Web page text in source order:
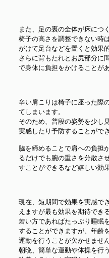
また、足の裏の全体が床につ
椅子の高さを調整できない時
がけて足台などを置くと効果的
さらに背もたれとお尻部分に
で身体に負担をかけることが
辛い肩こりは椅子に座った際
てしまいます。
そのため、普段の姿勢を少し
実感したり予防することができ
脇を締めることで肩への負担
るだけでも腕の重さを分散さ
すことができるなど嬉しい効
現在、短期間で効果を実感で
えますが最も効果を期待でき
若い方であればたっぷり睡眠
することができますが、年齢
運動を行うことが欠かせません
朝晩、簡単な運動や体操を行